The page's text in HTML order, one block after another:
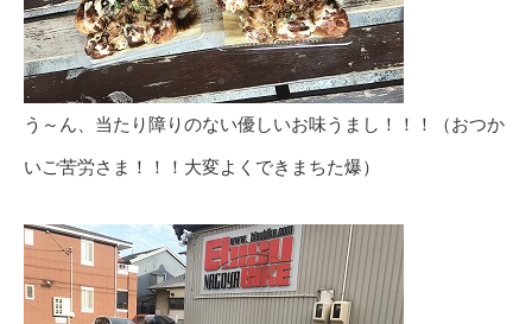
う～ん、当たり障りのない優しいお味うまし！！！（おつか
いご苦労さま！！！大変よくできまちた爆）